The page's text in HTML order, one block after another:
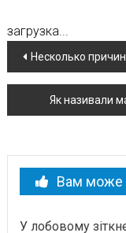
загрузка...
Навігація
по
новині
Несколько
Як називали
Вам може
У лобовому